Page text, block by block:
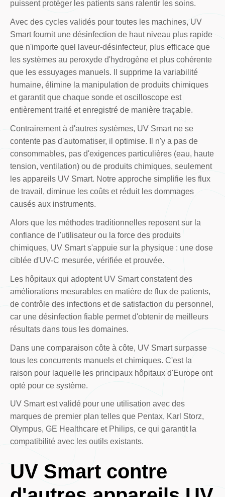
puissent protéger les patients sans ralentir les soins.
Avec des cycles validés pour toutes les machines, UV
Smart fournit une désinfection de haut niveau plus rapide
que n'importe quel laveur-désinfecteur, plus efficace que
les systèmes au peroxyde d'hydrogène et plus cohérente
que les essuyages manuels. Il supprime la variabilité
humaine, élimine la manipulation de produits chimiques
et garantit que chaque sonde et oscilloscope est
entièrement traité et enregistré de manière traçable.
Contrairement à d'autres systèmes, UV Smart ne se
contente pas d'automatiser, il optimise. Il n'y a pas de
consommables, pas d'exigences particulières (eau, haute
tension, ventilation) ou de produits chimiques, seulement
les appareils UV Smart. Notre approche simplifie les flux
de travail, diminue les coûts et réduit les dommages
causés aux instruments.
Alors que les méthodes traditionnelles reposent sur la
confiance de l'utilisateur ou la force des produits
chimiques, UV Smart s'appuie sur la physique : une dose
ciblée d'UV-C mesurée, vérifiée et prouvée.
Les hôpitaux qui adoptent UV Smart constatent des
améliorations mesurables en matière de flux de patients,
de contrôle des infections et de satisfaction du personnel,
car une désinfection fiable permet d'obtenir de meilleurs
résultats dans tous les domaines.
Dans une comparaison côte à côte, UV Smart surpasse
tous les concurrents manuels et chimiques. C'est la
raison pour laquelle les principaux hôpitaux d'Europe ont
opté pour ce système.
UV Smart est validé pour une utilisation avec des
marques de premier plan telles que Pentax, Karl Storz,
Olympus, GE Healthcare et Philips, ce qui garantit la
compatibilité avec les outils existants.
UV Smart contre